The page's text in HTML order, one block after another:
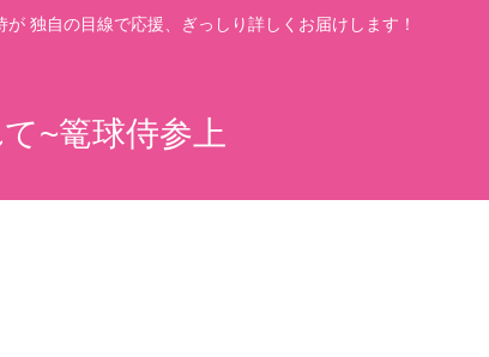
独自の目線で応援、ぎっしり詳しくお届けします！
~篭球侍参上